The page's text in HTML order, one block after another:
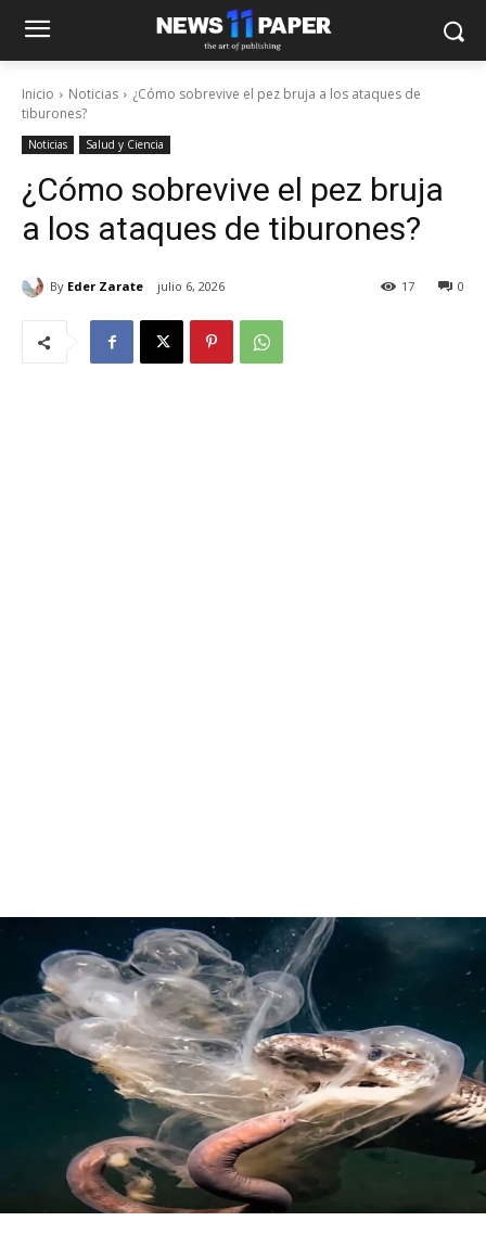
Inicio Noticias
¿Cómo sobrevive el pez bruja a los ataques de
tiburones?
Noticias Salud y Ciencia
¿Cómo sobrevive el pez bruja
a los ataques de tiburones?
By Eder Zarate julio 6, 2026 0
17